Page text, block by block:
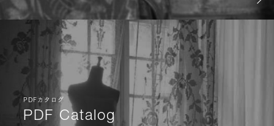
PDFカタログ
PDF Catalog